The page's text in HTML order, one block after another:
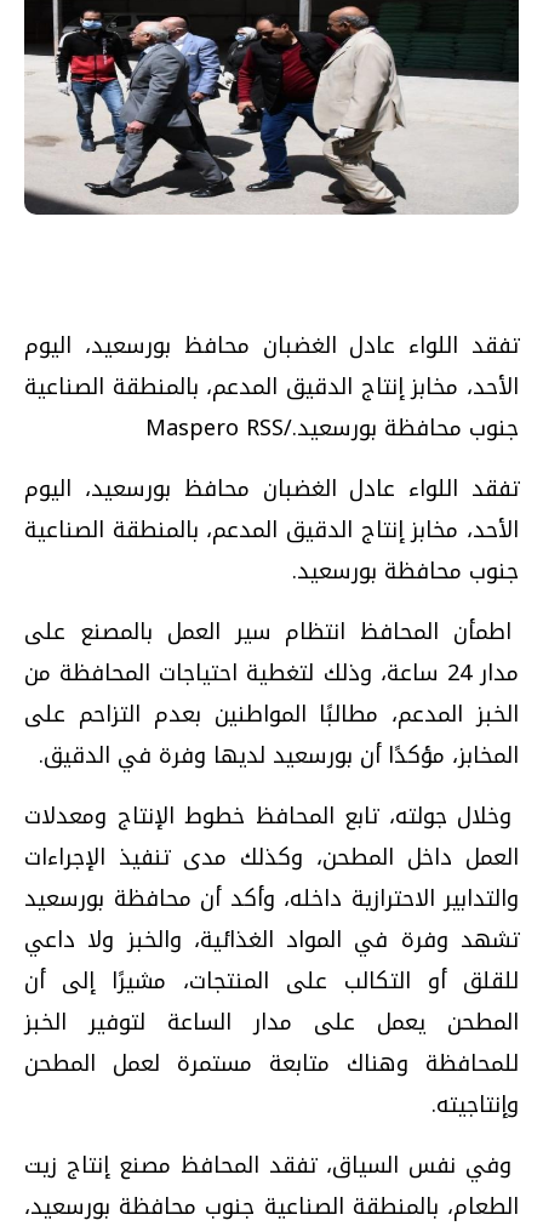
تفقد اللواء عادل الغضبان محافظ بورسعيد، اليوم
الأحد، مخابز إنتاج الدقيق المدعم، بالمنطقة الصناعية
جنوب محافظة بورسعيد./Maspero RSS
تفقد اللواء عادل الغضبان محافظ بورسعيد، اليوم
الأحد، مخابز إنتاج الدقيق المدعم، بالمنطقة الصناعية
جنوب محافظة بورسعيد.
اطمأن المحافظ انتظام سير العمل بالمصنع على
مدار 24 ساعة، وذلك لتغطية احتياجات المحافظة من
الخبز المدعم، مطالبًا المواطنين بعدم التزاحم على
المخابز، مؤكدًا أن بورسعيد لديها وفرة في الدقيق.
وخلال جولته، تابع المحافظ خطوط الإنتاج ومعدلات
العمل داخل المطحن، وكذلك مدى تنفيذ الإجراءات
والتدابير الاحترازية داخله، وأكد أن محافظة بورسعيد
تشهد وفرة في المواد الغذائية، والخبز ولا داعي
للقلق أو التكالب على المنتجات، مشيرًا إلى أن
المطحن يعمل على مدار الساعة لتوفير الخبز
للمحافظة وهناك متابعة مستمرة لعمل المطحن
وإنتاجيته.
وفي نفس السياق، تفقد المحافظ مصنع إنتاج زيت
الطعام، بالمنطقة الصناعية جنوب محافظة بورسعيد،